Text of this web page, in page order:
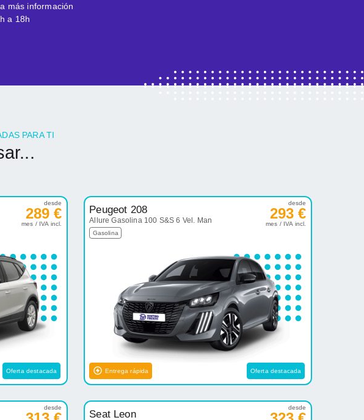
más información
a 18h
PARA TI
desde
289 €
mes / IVA incl.
Oferta destacada
Peugeot 208
Allure Gasolina 100 S&S 6 Vel. Man
Gasolina
desde
293 €
mes / IVA incl.
Entrega rápida Oferta destacada
desde
Seat Leon
desde